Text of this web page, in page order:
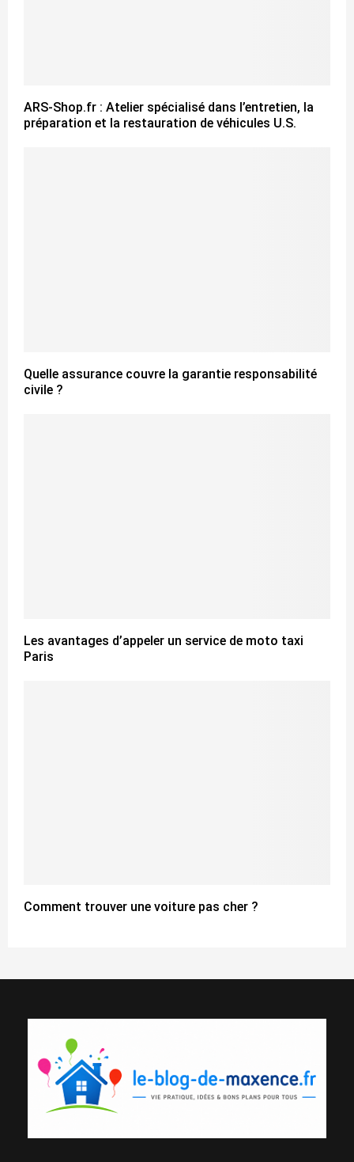
ARS-Shop.fr : Atelier spécialisé dans l’entretien, la
préparation et la restauration de véhicules U.S.
Quelle assurance couvre la garantie responsabilité
civile ?
Les avantages d’appeler un service de moto taxi
Paris
Comment trouver une voiture pas cher ?